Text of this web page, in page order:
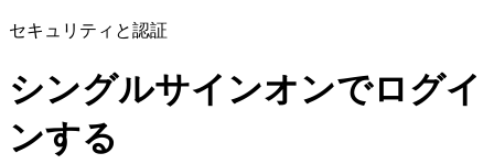
セキュリティと認証
シングルサインオンでログイ
ンする